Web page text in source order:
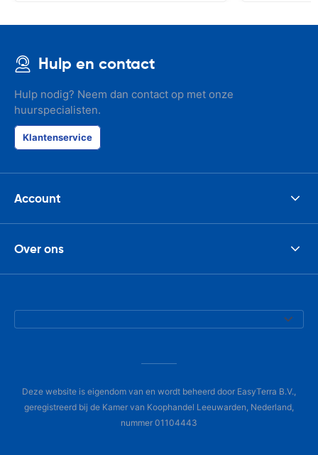
Hulp en contact
Hulp nodig? Neem dan contact op met onze
huurspecialisten.
Klantenservice
Account
Over ons
Deze website is eigendom van en wordt beheerd door EasyTerra B.V.,
geregistreerd bij de Kamer van Koophandel Leeuwarden, Nederland,
nummer 01104443